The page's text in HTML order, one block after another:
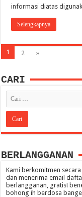
informasi diatas
Selengkapnya
1 2 »
CARI
BERLANGGANAN
Kami berkomitmen
dan menerima email
berlangganan, gratis!
bohong ih berdosa